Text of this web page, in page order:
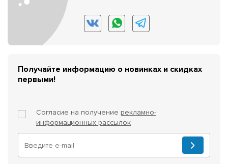
Получайте информацию о новинках и скидках
первыми!
Согласие на получение рекламно-
информационных рассылок